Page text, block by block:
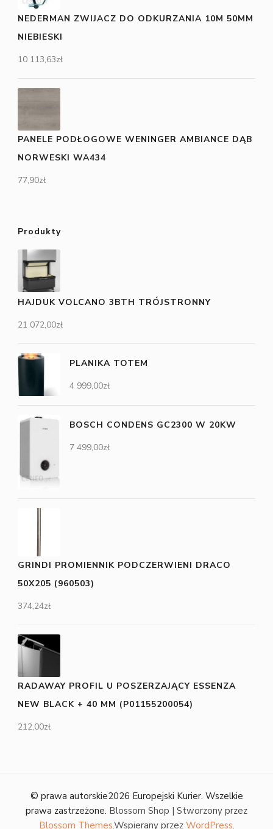
NEDERMAN ZWIJACZ DO ODKURZANIA 10M 50MM
NIEBIESKI
10 113,63zł
PANELE PODŁOGOWE WENINGER AMBIANCE DĄB
NORWESKI WA434
77,90zł
Produkty
HAJDUK VOLCANO 3BTH TRÓJSTRONNY
21 072,00zł
PLANIKA TOTEM
4 999,00zł
BOSCH CONDENS GC2300 W 20KW
7 499,00zł
GRINDI PROMIENNIK PODCZERWIENI DRACO
50X205 (960503)
374,24zł
RADAWAY PROFIL U POSZERZAJĄCY ESSENZA
NEW BLACK + 40 MM (P01155200054)
212,00zł
© prawa autorskie2026 Europejski Kurier. Wszelkie
prawa zastrzeżone. Blossom Shop | Stworzony przez
Blossom Themes.Wspierany przez WordPress.